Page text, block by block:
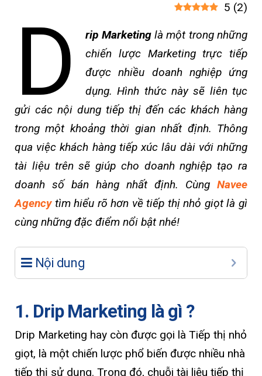
5 (2)
D rip Marketinglà một trong những
chiến lược Marketing trực tiếp
được nhiều doanh nghiệp ứng
dụng. Hình thức này sẽ liên tục
gửi các nội dung tiếp thị đến các khách hàng
trong một khoảng thời gian nhất định. Thông
qua việc khách hàng tiếp xúc lâu dài với những
tài liệu trên sẽ giúp cho doanh nghiệp tạo ra
doanh số bán hàng nhất định. Cùng Navee
Agencytìm hiểu rõ hơn về tiếp thị nhỏ giọt là gì
cùng những đặc điểm nổi bật nhé!
Nội dung
1. Drip Marketing là gì ?
Drip Marketing hay còn được gọi là Tiếp thị nhỏ
giọt, là một chiến lược phổ biến được nhiều nhà
tiếp thị sử dụng. Trong đó, chuỗi tài liệu tiếp thị